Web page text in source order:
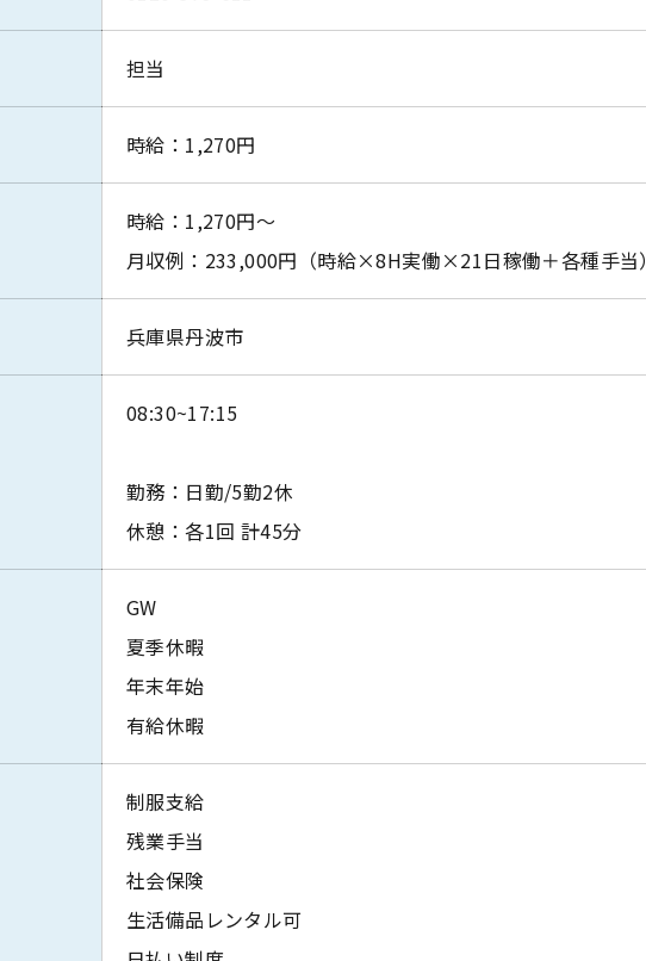
担当
時給：1,270円
時給：1,270円～
月収例：233,000円（時給×8H実働×21日稼働＋各種手当）
兵庫県丹波市
08:30~17:15
勤務：日勤/5勤2休
休憩：各1回 計45分
GW
夏季休暇
年末年始
有給休暇
制服支給
残業手当
社会保険
生活備品レンタル可